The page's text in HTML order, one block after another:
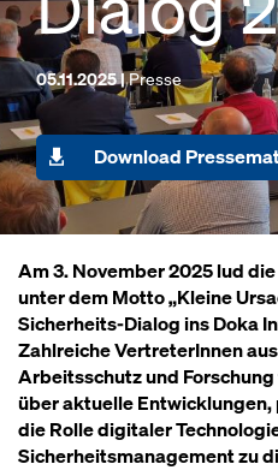
05.11.2025 |Presse
Download
Am 3. November 2025 lud
unter dem Motto „Kleine
Sicherheits-Dialog ins Doka
Zahlreiche VertreterInnen
Arbeitsschutz und
über aktuelle Entwicklungen,
die Rolle digitaler
Sicherheitsmanagement zu